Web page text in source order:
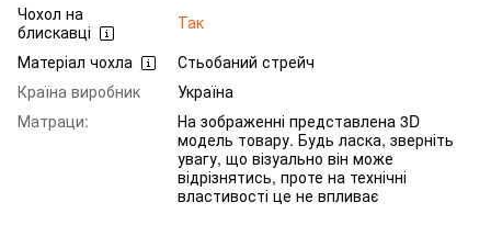
Чохол на
блискавці
Так
Матеріал чохла
Стьобаний стрейч
Країна виробник
Україна
Матраци:
На зображенні представлена 3D
модель товару. Будь ласка, зверніть
увагу, що візуально він може
відрізнятись, проте на технічні
властивості це не впливає